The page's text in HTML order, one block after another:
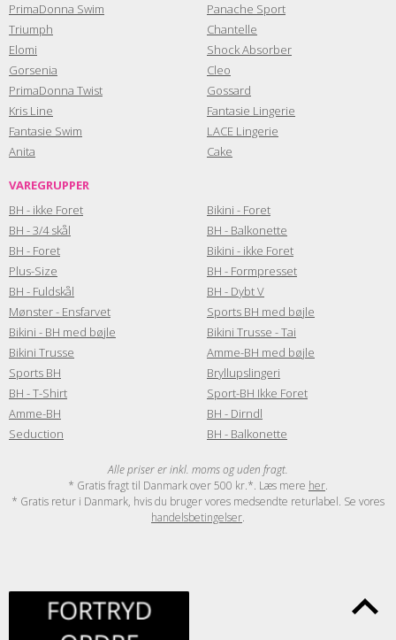
PrimaDonna Swim
Triumph
Elomi
Gorsenia
PrimaDonna Twist
Kris Line
Fantasie Swim
Anita
Panache Sport
Chantelle
Shock Absorber
Cleo
Gossard
Fantasie Lingerie
LACE Lingerie
Cake
VAREGRUPPER
BH - ikke Foret
BH - 3/4 skål
BH - Foret
Plus-Size
BH - Fuldskål
Mønster - Ensfarvet
Bikini - BH med bøjle
Bikini Trusse
Sports BH
BH - T-Shirt
Amme-BH
Seduction
Bikini - Foret
BH - Balkonette
Bikini - ikke Foret
BH - Formpresset
BH - Dybt V
Sports BH med bøjle
Bikini Trusse - Tai
Amme-BH med bøjle
Bryllupslingeri
Sport-BH Ikke Foret
BH - Dirndl
BH - Balkonette
Alle priser er inkl. moms og uden fragt.
* Gratis fragt til Danmark over 500 kr.*. Læs mere her.
* Gratis retur i Danmark, hvis du bruger vores medsendte returlabel. Se vores
handelsbetingelser.